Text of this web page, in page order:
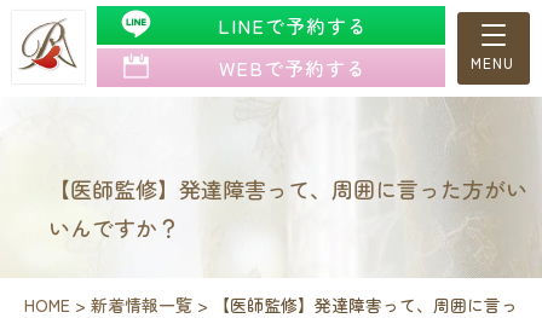
LINEで予約する
WEBで予約する
【医師監修】発達障害って、周囲に言った方がい
いんですか？
HOME > 新着情報一覧 >
【医師監修】発達障害って、周囲に言っ